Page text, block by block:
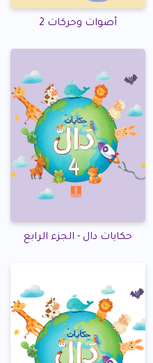
أصوات وحركات 2
حكايات دال - الجزء الرابع